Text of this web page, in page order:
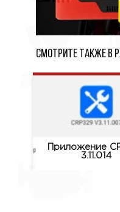
Смотрите также в
Приложение
3.11.014